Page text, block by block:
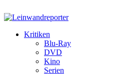
Kritiken
Blu-Ray
DVD
Kino
Serien